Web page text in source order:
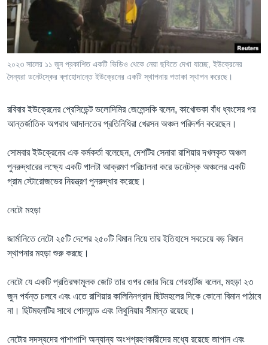
Learning English
FOLLOW US
অন্য ভাষায় ওয়েব সাইট
২০২৩ সালের ১১ জুন প্রকাশিত একটি ভিডিও থেকে নেয়া ছবিতে দেখা যাচ্ছে, ইউক্রেনের
সৈন্যরা ডনেটস্কের ব্লাহোদান্তে ইউক্রেনের একটি স্থাপনায় পতাকা স্থাপন করেছে।
রবিবার ইউক্রেনের প্রেসিডেন্ট ভলোদিমির জেলেন্সকি বলেন, কাখোভকা বাঁধ ধ্বংসের পর
আন্তর্জাতিক অপরাধ আদালতের প্রতিনিধিরা খেরসন অঞ্চল পরিদর্শন করেছেন।
সোমবার ইউক্রেনের এক কর্মকর্তা বলেছেন, দেশটির সেনারা রাশিয়ার দখলকৃত অঞ্চল
পুনরুদ্ধারের লক্ষ্যে একটি পালটা আক্রমণ পরিচালনা করে ডনেটস্ক অঞ্চলের একটি
গ্রাম স্টোরোজভের নিয়ন্ত্রণ পুনরুদ্ধার করেছে।
নেটো মহড়া
জার্মানিতে নেটো ২৫টি দেশের ২৫০টি বিমান নিয়ে তার ইতিহাসে সবচেয়ে বড় বিমান
স্থাপনার মহড়া শুরু করছে।
নেটো যে একটি প্রতিরক্ষামূলক জোট তার ওপর জোর দিয়ে গেরহার্টজ বলেন, মহড়া ২৩
জুন পর্যন্ত চলবে এবং এতে রাশিয়ার কালিনিনগ্রাদ ছিটমহলের দিকে কোনো বিমান পাঠাবে
না। ছিটমহলটির সাথে পোল্যান্ড এবং লিথুনিয়ার সীমান্ত রয়েছে।
নেটোর সদস্যদের পাশাপাশি অন্যান্য অংশগ্রহণকারীদের মধ্যে রয়েছে জাপান এবং